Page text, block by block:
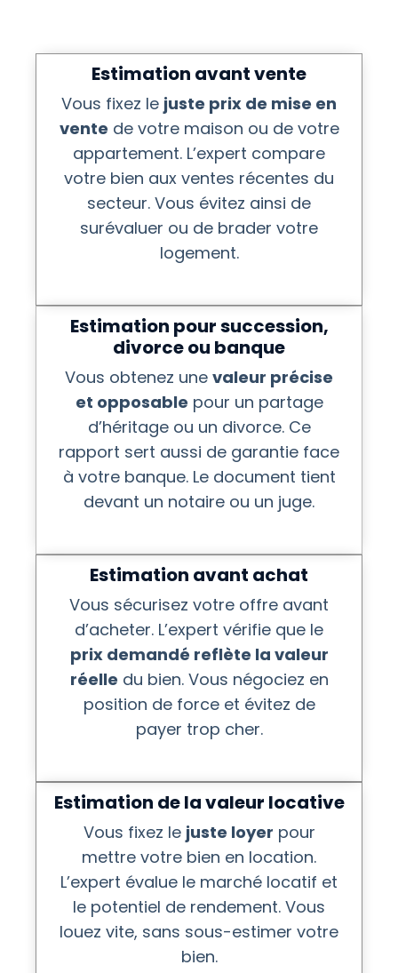
Estimation avant vente
Vous fixez le juste prix de mise en
vente de votre maison ou de votre
appartement. L’expert compare
votre bien aux ventes récentes du
secteur. Vous évitez ainsi de
surévaluer ou de brader votre
logement.
Estimation pour succession,
divorce ou banque
Vous obtenez une valeur précise
et opposable pour un partage
d’héritage ou un divorce. Ce
rapport sert aussi de garantie face
à votre banque. Le document tient
devant un notaire ou un juge.
Estimation avant achat
Vous sécurisez votre offre avant
d’acheter. L’expert vérifie que le
prix demandé reflète la valeur
réelle du bien. Vous négociez en
position de force et évitez de
payer trop cher.
Estimation de la valeur locative
Vous fixez le juste loyer pour
mettre votre bien en location.
L’expert évalue le marché locatif et
le potentiel de rendement. Vous
louez vite, sans sous-estimer votre
bien.